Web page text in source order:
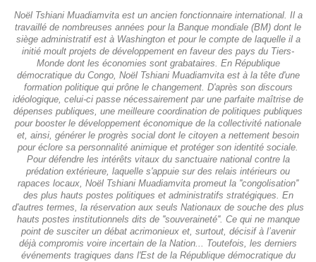
Noël Tshiani Muadiamvita est un ancien fonctionnaire international. Il a
travaillé de nombreuses années pour la Banque mondiale (BM) dont le
siège administratif est à Washington et pour le compte de laquelle il a
initié moult projets de développement en faveur des pays du Tiers-
Monde dont les économies sont grabataires. En République
démocratique du Congo, Noël Tshiani Muadiamvita est à la tête d'une
formation politique qui prône le changement. D'après son discours
idéologique, celui-ci passe nécessairement par une parfaite maîtrise de
dépenses publiques, une meilleure coordination de politiques publiques
pour booster le développement économique de la collectivité nationale
et, ainsi, générer le progrès social dont le citoyen a nettement besoin
pour éclore sa personnalité animique et protéger son identité sociale.
Pour défendre les intérêts vitaux du sanctuaire national contre la
prédation extérieure, laquelle s'appuie sur des relais intérieurs ou
rapaces locaux, Noël Tshiani Muadiamvita promeut la ''congolisation''
des plus hauts postes politiques et administratifs stratégiques. En
d'autres termes, la réservation aux seuls Nationaux de souche des plus
hauts postes institutionnels dits de ''souveraineté''. Ce qui ne manque
point de susciter un débat acrimonieux et, surtout, décisif à l’avenir
déjà compromis voire incertain de la Nation... Toutefois, les derniers
événements tragiques dans l'Est de la République démocratique du